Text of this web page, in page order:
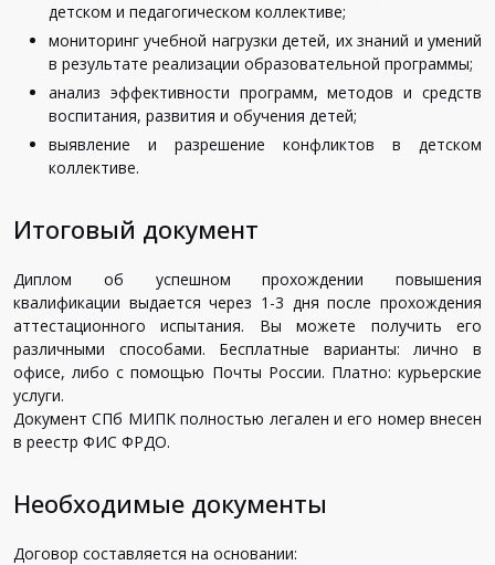
детском и педагогическом коллективе;
мониторинг учебной нагрузки детей, их знаний и умений
в результате реализации образовательной программы;
анализ эффективности программ, методов и средств
воспитания, развития и обучения детей;
выявление и разрешение конфликтов в детском
коллективе.
Итоговый документ
Диплом об успешном прохождении повышения
квалификации выдается через 1-3 дня после прохождения
аттестационного испытания. Вы можете получить его
различными способами. Бесплатные варианты: лично в
офисе, либо с помощью Почты России. Платно: курьерские
услуги.
Документ СПб МИПК полностью легален и его номер внесен
в реестр ФИС ФРДО.
Необходимые документы
Договор составляется на основании: